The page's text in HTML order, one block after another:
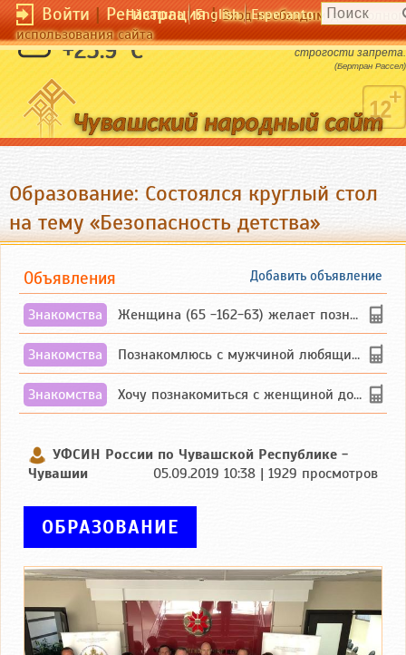
Войти|Регистрация|Вход необходим для
использования сайта
Чӑвашла English Esperanto
+23.9 °C
Сила желания пропорциональна
строгости запрета.
(Бертран Рассел)
Образование: Состоялся круглый стол
на тему «Безопасность детства»
Добавить объявление
Объявления
Знакомства Женщина (65 -162-63) желает познакомиться с одиноким, добродушным, без вредных ...
Знакомства Познакомлюсь с мужчиной любящим танцевать и петь на родном чувашском языке
Знакомства Хочу познакомиться с женщиной до 55 лет чувашской или русской национальности дл...
УФСИН России по Чувашской Республике -
Чувашии
05.09.2019 10:38 | 1929 просмотров
ОБРАЗОВАНИЕ